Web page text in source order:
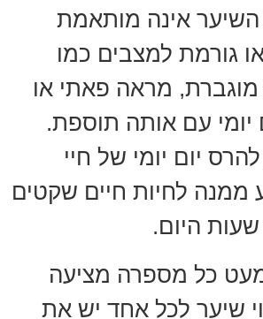
השיער אינה מותאמת
גורמת למצבים כמו
מוגברת, מראה פאתי או
יומי עם אותה תוספת.
יום יומי של חיי
ממנה לחיות חיים שקטים
שעות היום.
כל מספרה מציעה
שיער לכל אחד יש את